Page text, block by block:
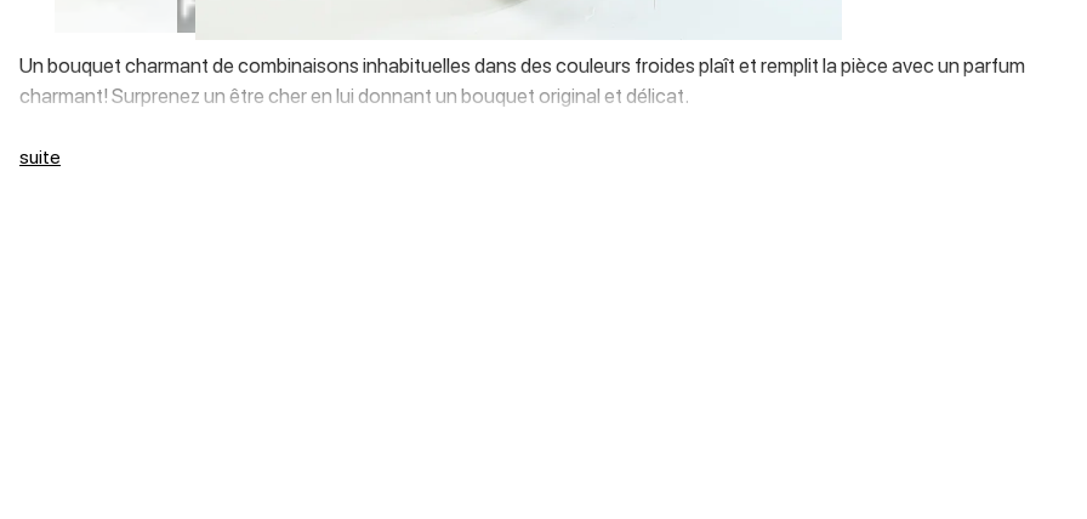
Un bouquet charmant de combinaisons inhabituelles dans des couleurs froides plaît et remplit la pièce avec un parfum
charmant! Surprenez un être cher en lui donnant un bouquet original et délicat.
suite